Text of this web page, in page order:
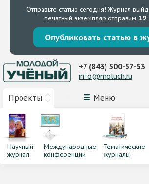
Отправьте статью сегодня! Журнал
печатный экземпляр отправим 19
Опубликовать статью в
Проекты Меню
+7 (843) 500-57-53
info@moluch.ru
Научный
журнал
Международные
конференции
Тематические
журналы